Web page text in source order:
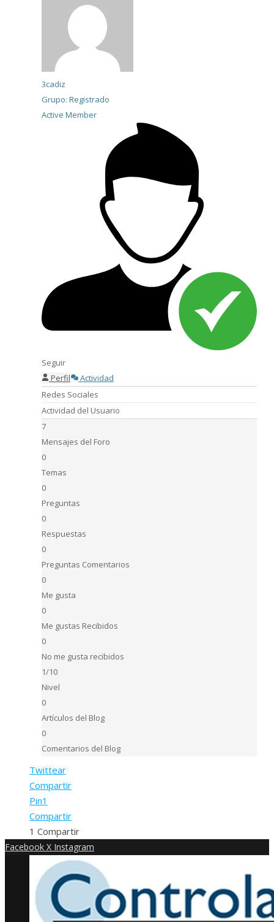
3cadiz
Grupo: Registrado
Active Member
Seguir
Perfil
Actividad
Redes Sociales
Actividad del Usuario
7
Mensajes del Foro
0
Temas
0
Preguntas
0
Respuestas
0
Preguntas Comentarios
0
Me gusta
0
Me gustas Recibidos
0
No me gusta recibidos
1/10
Nivel
0
Artículos del Blog
0
Comentarios del Blog
Twittear
Compartir
Pin1
Compartir
1 Compartir
Facebook X Instagram